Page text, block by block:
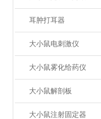
耳肿打耳器
大小鼠电刺激仪
大小鼠雾化给药仪
大小鼠解剖板
大小鼠注射固定器